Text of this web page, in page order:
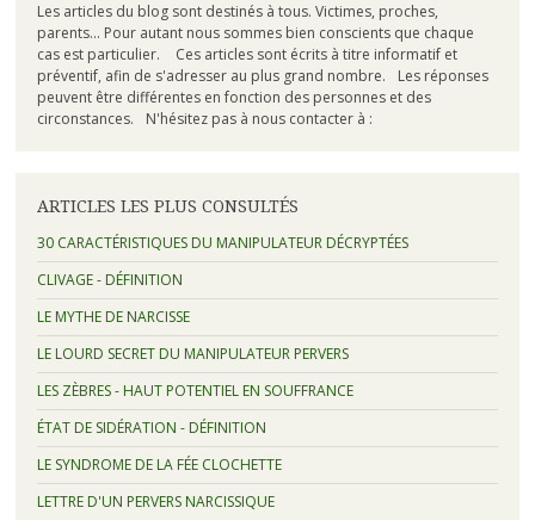
Les articles du blog sont destinés à tous. Victimes, proches,
parents... Pour autant nous sommes bien conscients que chaque
cas est particulier. Ces articles sont écrits à titre informatif et
préventif, afin de s'adresser au plus grand nombre. Les réponses
peuvent être différentes en fonction des personnes et des
circonstances. N'hésitez pas à nous contacter à :
ARTICLES LES PLUS CONSULTÉS
30 CARACTÉRISTIQUES DU MANIPULATEUR DÉCRYPTÉES
CLIVAGE - DÉFINITION
LE MYTHE DE NARCISSE
LE LOURD SECRET DU MANIPULATEUR PERVERS
LES ZÈBRES - HAUT POTENTIEL EN SOUFFRANCE
ÉTAT DE SIDÉRATION - DÉFINITION
LE SYNDROME DE LA FÉE CLOCHETTE
LETTRE D'UN PERVERS NARCISSIQUE